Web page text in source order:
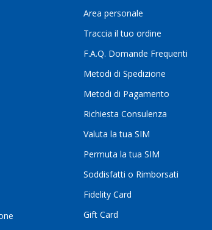
Area personale
Traccia il tuo ordine
F.A.Q. Domande Frequenti
Metodi di Spedizione
Metodi di Pagamento
Richiesta Consulenza
Valuta la tua SIM
Permuta la tua SIM
Soddisfatti o Rimborsati
Fidelity Card
Gift Card